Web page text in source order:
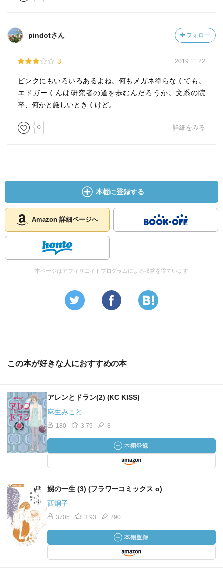
pindotさん フォロー
3 2019.11.22
ピンクにもいろいろあるよね。何もメガネ塗らなくても。
エドガーくんは研究者の道を歩むんだろうか。文系の院
卒、何かと厳しいときくけど。
0 詳細をみる
本棚に登録する
Amazon 詳細ページへ
本ページはアフィリエイトプログラムによる収益を得ています
この本が好きな人におすすめの本
アレンとドラン(2) (KC KISS)
麻生みこと
180 3.79 8
娚の一生 (3) (フラワーコミックス α)
西炯子
3705 3.93 290